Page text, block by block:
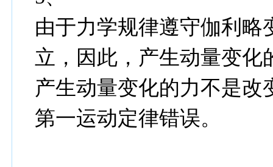
由于力学规律遵守伽利略
立，因此，产生动量变化
产生动量变化的力不是
第一运动定律错误。